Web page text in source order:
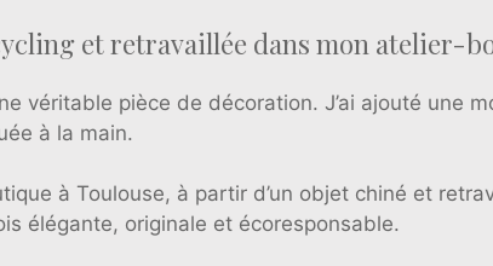
et retravaillée dans mon atelier-
véritable pièce de décoration. J’ai ajouté une
à la main.
à Toulouse, à partir d’un objet chiné et
élégante, originale et écoresponsable.